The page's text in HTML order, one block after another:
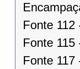
Fonte
Fonte
Fonte